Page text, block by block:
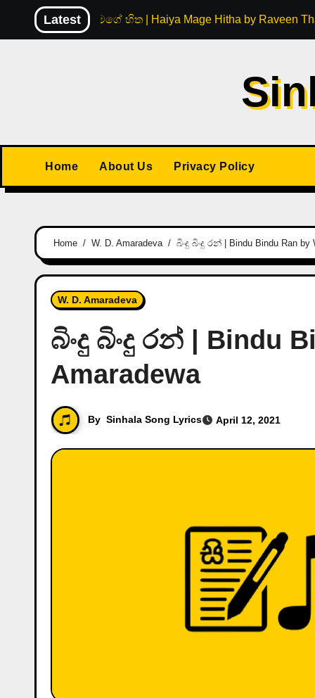
Latestහයිය මගේ හිත | Haiya Mage Hitha by Raveen
Home About Us Privacy Policy
Home W. D. Amaradeva බිංදු බිංදු රන් | Bindu Bindu Ran by
W. D. Amaradeva
බිංදු බිංදු රන් | Bindu
Amaradewa
By Sinhala Song Lyrics April 12, 2021